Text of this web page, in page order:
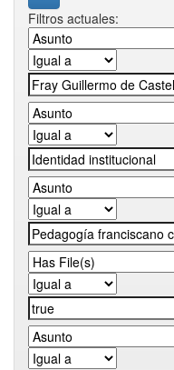
Filtros actuales: